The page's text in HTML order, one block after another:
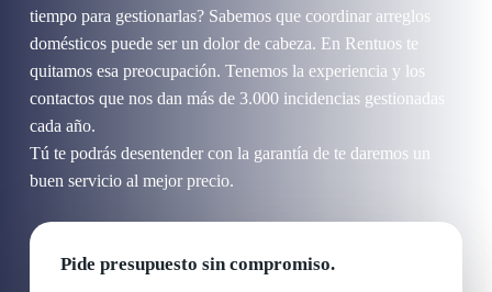
tiempo para gestionarlas? Sabemos que coordinar arreglos
domésticos puede ser un dolor de cabeza. En Rentuos te
quitamos esa preocupación. Tenemos la experiencia y los
contactos que nos dan más de 3.000 incidencias gestionadas
cada año.
Tú te podrás desentender con la garantía de te daremos un
buen servicio al mejor precio.
Pide presupuesto sin compromiso.